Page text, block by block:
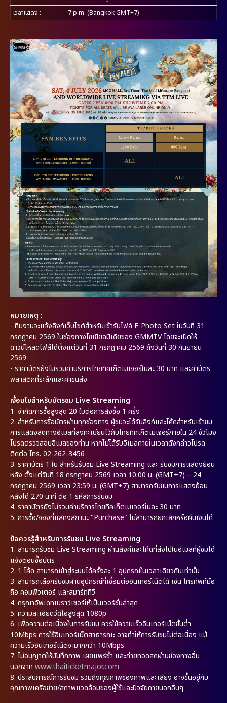
เวลาแสดง : 7 p.m. (Bangkok GMT+7)
หมายเหตุ :
- ทีมงานจะแจ้งลิงก์เว็บไซต์สำหรับเข้ารับไฟล์ E-Photo Set ในวันที่ 31
กรกฎาคม 2569 ในช่องทางโซเชียลมีเดียของ GMMTV โดยจะเปิดให้
ดาวน์โหลดไฟล์ได้ตั้งแต่วันที่ 31 กรกฎาคม 2569 ถึงวันที่ 30 กันยายน
2569
- ราคาบัตรยังไม่รวมค่าบริการไทยทิคเก็ตเมเจอร์ใบละ 30 บาท และค่าบัตร
พลาสติกที่ระลึกและค่าขนส่ง
เงื่อนไขสำหรับบัตรชม Live Streaming
1. จำกัดการซื้อสูงสุด 20 ใบต่อการสั่งซื้อ 1 ครั้ง
2. สำหรับการซื้อบัตรผ่านทุกช่องทาง ผู้ชมจะได้รับลิงก์และโค้ดสำหรับเข้าชม
การแสดงสดทางอีเมลที่ลงทะเบียนไว้กับไทยทิคเก็ตเมเจอร์ภายใน 24 ชั่วโมง
โปรดตรวจสอบอีเมลของท่าน หากไม่ได้รับอีเมลภายในเวลาดังกล่าวโปรด
ติดต่อ โทร. 02-262-3456
3. ราคาบัตร 1 ใบ สำหรับรับชม Live Streaming และ รับชมการแสดงย้อน
หลัง ตั้งแต่วันที่ 18 กรกฎาคม 2569 เวลา 10:00 น. (GMT+7) – 24
กรกฎาคม 2569 เวลา 23:59 น. (GMT+7) สามารถรับชมการแสดงย้อน
หลังได้ 270 นาที ต่อ 1 รหัสการรับชม
4. ราคาบัตรยังไม่รวมค่าบริการไทยทิคเก็ตเมเจอร์ใบละ 30 บาท
5. การซื้อ/จองที่แสดงสถานะ "Purchase" ไม่สามารถยกเลิกหรือคืนเงินได้
ข้อควรรู้สำหรับการรับชม Live Streaming
1. สามารถรับชม Live Streaming ผ่านลิ้งค์และโค้ดที่ส่งไปในอีเมลที่ผู้ชมได้
แจ้งตอนซื้อบัตร
2. 1 โค้ด สามารถเข้าสู่ระบบได้ครั้งละ 1 อุปกรณ์ในเวลาเดียวกันเท่านั้น
3. สามารถเลือกรับชมผ่านอุปกรณ์ที่เชื่อมต่ออินเทอร์เน็ตได้ เช่น โทรศัพท์มือ
ถือ คอมพิวเตอร์ และสมาร์ททีวี
4. กรุณาอัพเดทเบราว์เซอร์ให้เป็นเวอร์ชั่นล่าสุด
5. ความละเอียดวีดีโอสูงสุด 1080p
6. เพื่อความต่อเนื่องในการรับชม ควรใช้ความเร็วอินเทอร์เน็ตขั้นต่ำ
10Mbps การใช้อินเทอร์เน็ตสาธารณะ อาจทำให้การรับชมไม่ต่อเนื่อง แม้
ความเร็วอินเทอร์เน็ตจะมากกว่า 10Mbps
7. ไม่อนุญาตให้บันทึกภาพ เผยแพร่ซ้ำ และถ่ายทอดสดผ่านช่องทางอื่น
นอกจาก www.thaiticketmajor.com
8. ประสบการณ์การรับชม รวมถึงคุณภาพของภาพและเสียง อาจขึ้นอยู่กับ
คุณภาพเครือข่าย/สภาพแวดล้อมของผู้ใช้และปัจจัยภายนอกอื่นๆ